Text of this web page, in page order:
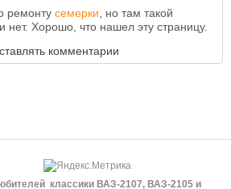
ремонту семерки, но там такой
нет. Хорошо, что нашел эту страницу.
комментарии
классики ВАЗ-2107, ВАЗ-2105 и